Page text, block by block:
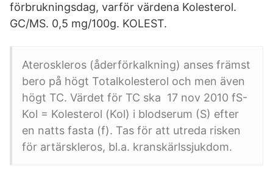
förbrukningsdag, varför värdena Kolesterol.
GC/MS. 0,5 mg/100g. KOLEST.
Ateroskleros (åderförkalkning) anses främst
bero på högt Totalkolesterol och men även
högt TC. Värdet för TC ska 17 nov 2010 fS-
Kol = Kolesterol (Kol) i blodserum (S) efter
en natts fasta (f). Tas för att utreda risken
för artärskleros, bl.a. kranskärlssjukdom.